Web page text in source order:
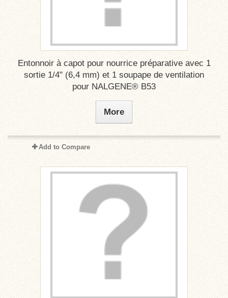
Entonnoir à capot pour nourrice préparative avec 1
sortie 1/4" (6,4 mm) et 1 soupape de ventilation
pour NALGENE® B53
More
Add to Compare